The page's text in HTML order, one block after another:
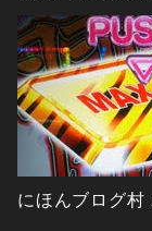
にほんブログ村